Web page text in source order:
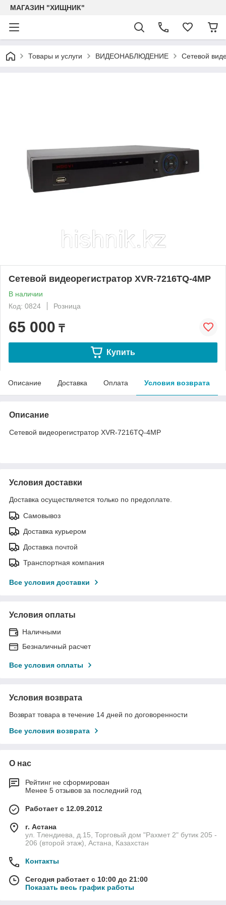
МАГАЗИН "ХИЩНИК"
Товары и услуги ВИДЕОНАБЛЮДЕНИЕ Сетевой
Сетевой видеорегистратор XVR-7216TQ-4MP
В наличии
Код: 0824
Розница
65 000 ₸
Купить
Описание Доставка Оплата Условия возврата
Описание
Сетевой видеорегистратор XVR-7216TQ-4MP
Условия доставки
Доставка осуществляется только по предоплате.
Самовывоз
Доставка курьером
Доставка почтой
Транспортная компания
Все условия доставки
Условия оплаты
Наличными
Безналичный расчет
Все условия оплаты
Условия возврата
Возврат товара в течение 14 дней по договоренности
Все условия возврата
О нас
Рейтинг не сформирован
Менее 5 отзывов за последний год
Работает с 12.09.2012
г. Астана
ул. Тлендиева, д.15, Торговый дом "Рахмет 2" бутик 205 -
206 (второй этаж), Астана, Казахстан
Контакты
Сегодня работает с 10:00 до 21:00
Показать весь график работы